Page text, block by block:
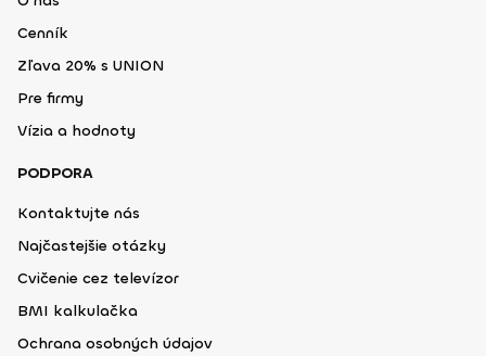
Cenník
Zľava 20% s UNION
Pre firmy
Vízia a hodnoty
PODPORA
Kontaktujte nás
Najčastejšie otázky
Cvičenie cez televízor
BMI kalkulačka
Ochrana osobných údajov